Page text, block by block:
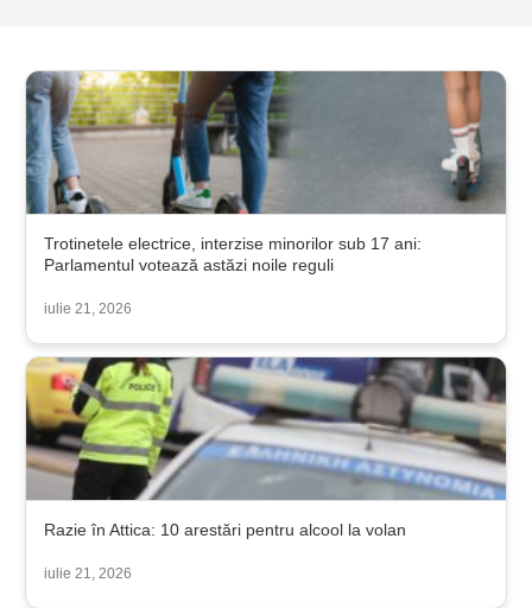
Trotinetele electrice, interzise minorilor sub 17 ani:
Parlamentul votează astăzi noile reguli
iulie 21, 2026
Razie în Attica: 10 arestări pentru alcool la volan
iulie 21, 2026